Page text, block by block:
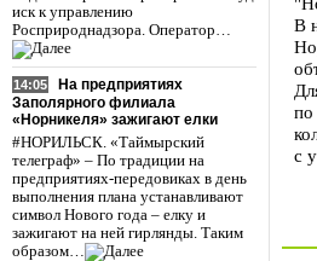
иск к управлению
Росприроднадзора. Оператор…
14:05
На предприятиях
Заполярного филиала
«Норникеля» зажигают елки
#НОРИЛЬСК. «Таймырский
телеграф» – По традиции на
предприятиях-передовиках в день
выполнения плана устанавливают
символ Нового года – елку и
зажигают на ней гирлянды. Таким
образом…
В
по
с